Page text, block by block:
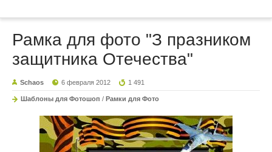
Рамка для фото "З празником
защитника Отечества"
Schaos 6 февраля 2012 1 491
Шаблоны для Фотошоп / Рамки для Фото